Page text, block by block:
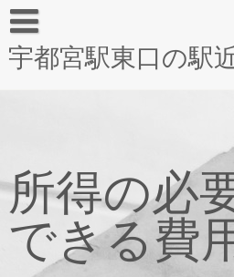
宇都宮駅東口の駅
所得の必
できる費